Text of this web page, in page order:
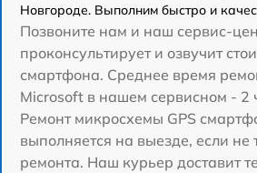
Новгороде. Выполним быстро и
Позвоните нам и наш сервис-
проконсультирует и озвучит
смартфона. Среднее время
Microsoft в нашем сервисном - 2
Ремонт микросхемы GPS
выполняется на выезде, если не
ремонта. Наш курьер доставит